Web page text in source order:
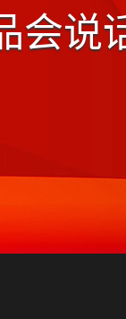
会说